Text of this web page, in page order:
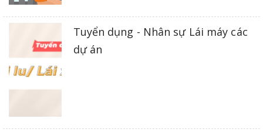
Tuyển dụng - Nhân sự Lái máy các
dự án